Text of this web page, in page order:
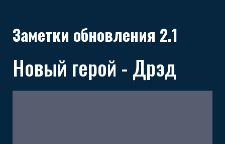
Заметки обновления 2.1
Новый герой - Дрэд